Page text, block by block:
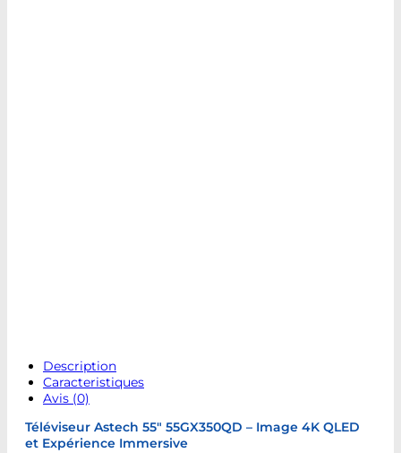
Description
Caracteristiques
Avis (0)
Téléviseur Astech 55″ 55GX350QD – Image 4K QLED
et Expérience Immersive